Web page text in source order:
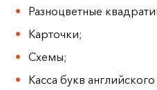
Разноцветные
Карточки;
Схемы;
Касса букв